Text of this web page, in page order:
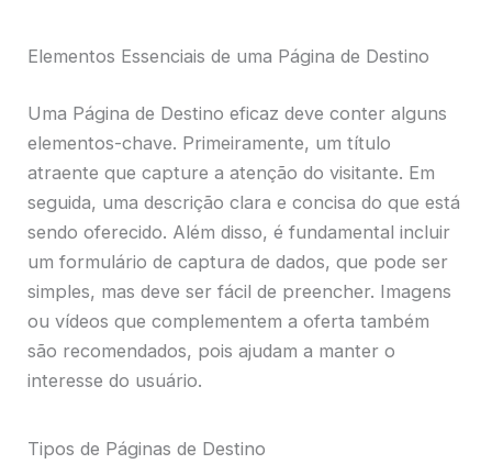
Elementos Essenciais de uma Página de Destino
Uma Página de Destino eficaz deve conter alguns
elementos-chave. Primeiramente, um título
atraente que capture a atenção do visitante. Em
seguida, uma descrição clara e concisa do que está
sendo oferecido. Além disso, é fundamental incluir
um formulário de captura de dados, que pode ser
simples, mas deve ser fácil de preencher. Imagens
ou vídeos que complementem a oferta também
são recomendados, pois ajudam a manter o
interesse do usuário.
Tipos de Páginas de Destino